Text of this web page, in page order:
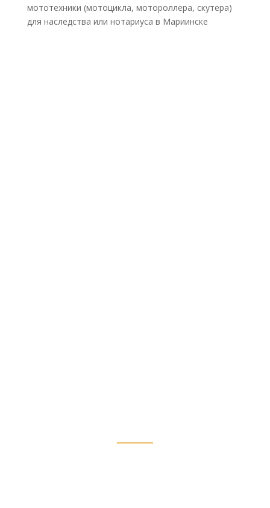
мототехники (мотоцикла, мотороллера, скутера)
для наследства или нотариуса в Мариинске